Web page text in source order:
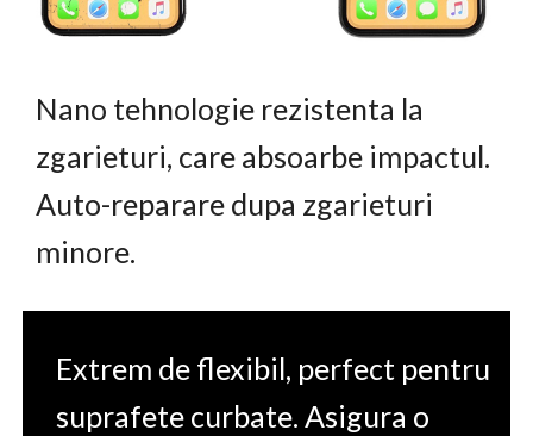
Nano tehnologie rezistenta la
zgarieturi, care absoarbe impactul.
Auto-reparare dupa zgarieturi
minore.
Extrem de flexibil, perfect pentru
suprafete curbate. Asigura o